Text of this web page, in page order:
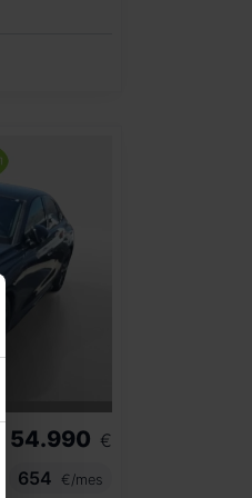
54.990 €
654
€/mes